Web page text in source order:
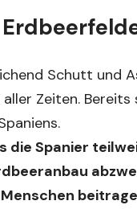
Schutt und
Zeiten.
die Spanier